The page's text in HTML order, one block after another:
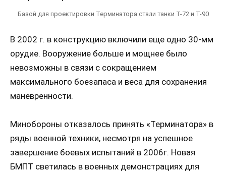
Базой для проектировки Терминатора стали танки Т-72 и Т-90
В 2002 г. в конструкцию включили еще одно 30-мм
орудие. Вооружение больше и мощнее было
невозможны в связи с сокращением
максимального боезапаса и веса для сохранения
маневренности.
Минобороны отказалось принять «Терминатора» в
ряды военной техники, несмотря на успешное
завершение боевых испытаний в 2006г. Новая
БМПТ светилась в военных демонстрациях для